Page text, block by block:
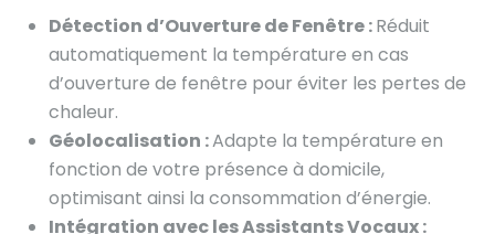
Détection d’Ouverture de Fenêtre :Réduit
automatiquement la température en cas
d’ouverture de fenêtre pour éviter les pertes de
chaleur.
Géolocalisation :Adapte la température en
fonction de votre présence à domicile,
optimisant ainsi la consommation d’énergie.
Intégration avec les Assistants Vocaux :